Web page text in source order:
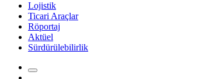
Lojistik
Ticari Araçlar
Röportaj
Aktüel
Sürdürülebilirlik